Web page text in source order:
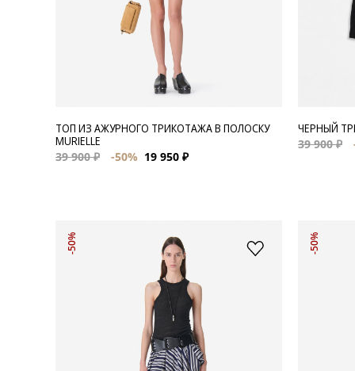
ТОП ИЗ АЖУРНОГО ТРИКОТАЖА В ПОЛОСКУ
MURIELLE
39 900 ₽
-50% 19 950 ₽
ЧЕРНЫЙ
39 900 ₽
-50% -50%